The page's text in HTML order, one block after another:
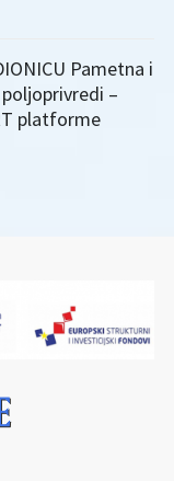
Pametna i
–
platforme